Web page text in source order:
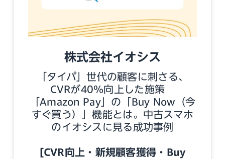
株式会社イオシス
「タイパ」世代の顧客に刺さる、
CVRが40%向上した施策
「Amazon Pay」の「Buy Now（今
すぐ買う）」機能とは。中古スマホ
のイオシスに見る成功事例
[CVR向上・新規顧客獲得・Buy